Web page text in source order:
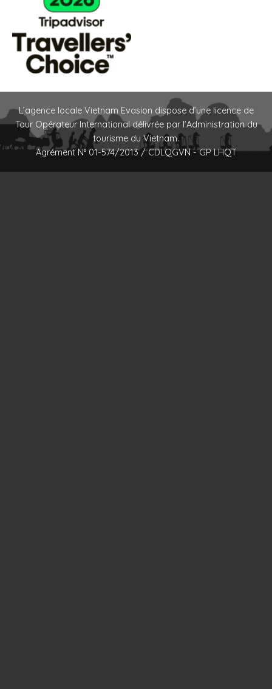
L’agence locale Vietnam Evasion dispose d’une licence de
Tour Opérateur International délivrée par l’Administration du
tourisme du Vietnam.
Agrément N° 01-574/2013 / CDLQGVN - GP LHQT